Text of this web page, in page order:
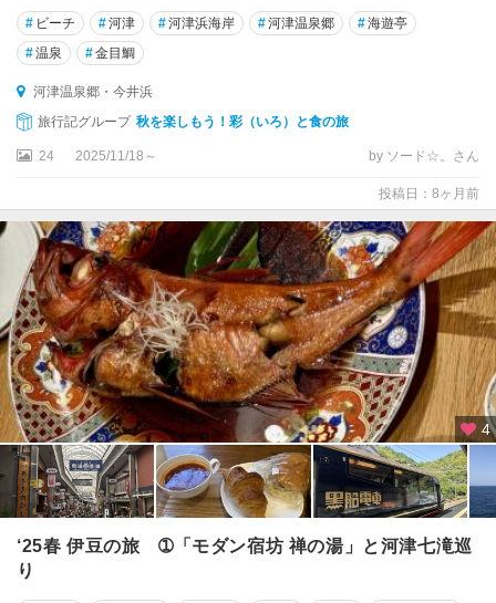
# ビーチ #河津 #河津浜海岸 #河津温泉郷 #海遊亭
#温泉 #金目鯛
河津温泉郷・今井浜
旅行記グループ 秋を楽しもう！彩（いろ）と食の旅
24 2025/11/18～ by ソード☆。さん
投稿日：8ヶ月前
4
‘25春 伊豆の旅 ➀「モダン宿坊 禅の湯」と河津七滝巡
り